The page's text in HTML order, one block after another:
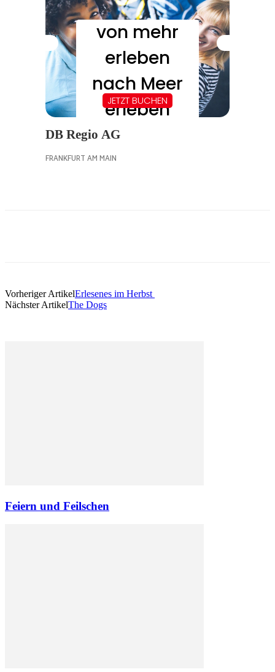
Vorheriger ArtikelErlesenes im Herbst
Nächster ArtikelThe Dogs
Feiern und Feilschen